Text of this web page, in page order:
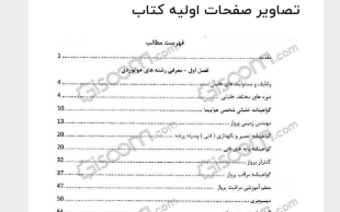
تصاویر صفحات اولیه کتاب